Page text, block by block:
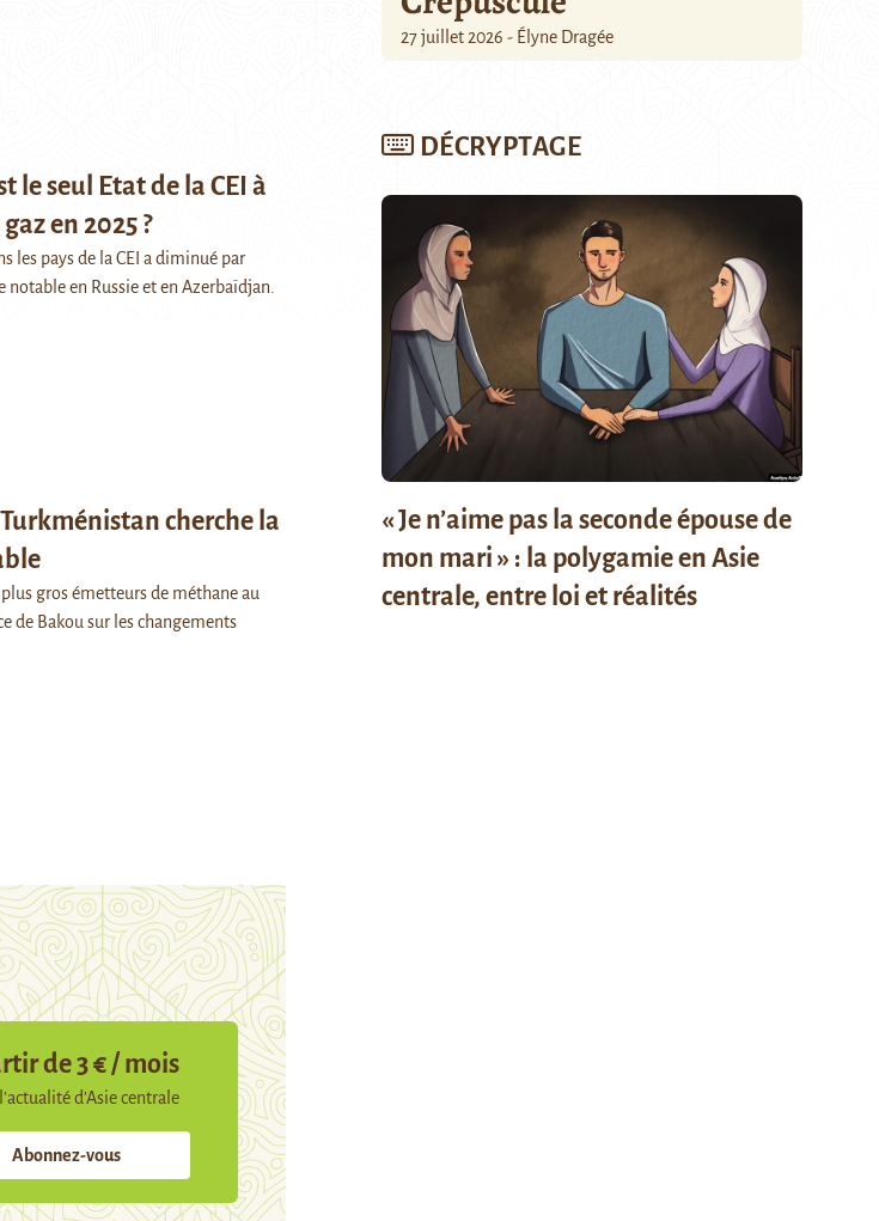
le seul Etat de la CEI à
en 2025 ?
les pays de la CEI a diminué par
notable en Russie et en Azerbaïdjan.
Turkménistan cherche la
gros émetteurs de méthane au
de Bakou sur les changements
de 3 € / mois
d’Asie centrale
Abonnez-vous
27 juillet 2026 - Élyne Dragée
DÉCRYPTAGE
« Je n’aime pas la seconde épouse de
mon mari » : la polygamie en Asie
centrale, entre loi et réalités